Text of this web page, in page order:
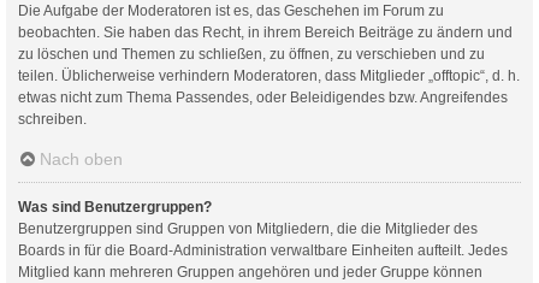
Die Aufgabe der Moderatoren ist es, das Geschehen im Forum zu
beobachten. Sie haben das Recht, in ihrem Bereich Beiträge zu ändern und
zu löschen und Themen zu schließen, zu öffnen, zu verschieben und zu
teilen. Üblicherweise verhindern Moderatoren, dass Mitglieder „offtopic“, d. h.
etwas nicht zum Thema Passendes, oder Beleidigendes bzw. Angreifendes
schreiben.
Nach oben
Was sind Benutzergruppen?
Benutzergruppen sind Gruppen von Mitgliedern, die die Mitglieder des
Boards in für die Board-Administration verwaltbare Einheiten aufteilt. Jedes
Mitglied kann mehreren Gruppen angehören und jeder Gruppe können